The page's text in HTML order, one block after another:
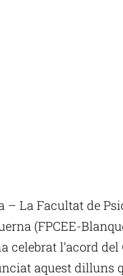
– La Facultat de
(FPCEE-
celebrat l’acord
aquest dilluns